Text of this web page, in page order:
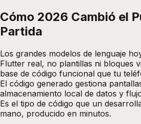
Cómo 2026 Cambió el
Partida
Los grandes modelos de lenguaje
Flutter real, no plantillas ni bloques
base de código funcional que tu
El código generado gestiona
almacenamiento local de datos y
Es el tipo de código que un
mano, producido en minutos.